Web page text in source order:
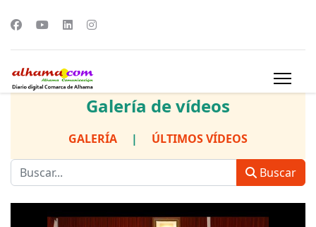
Galería de vídeos
GALERÍA | ÚLTIMOS VÍDEOS
Buscar